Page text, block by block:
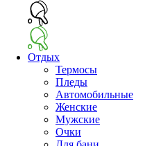
Отдых
Термосы
Пледы
Автомобильные
Женские
Мужские
Очки